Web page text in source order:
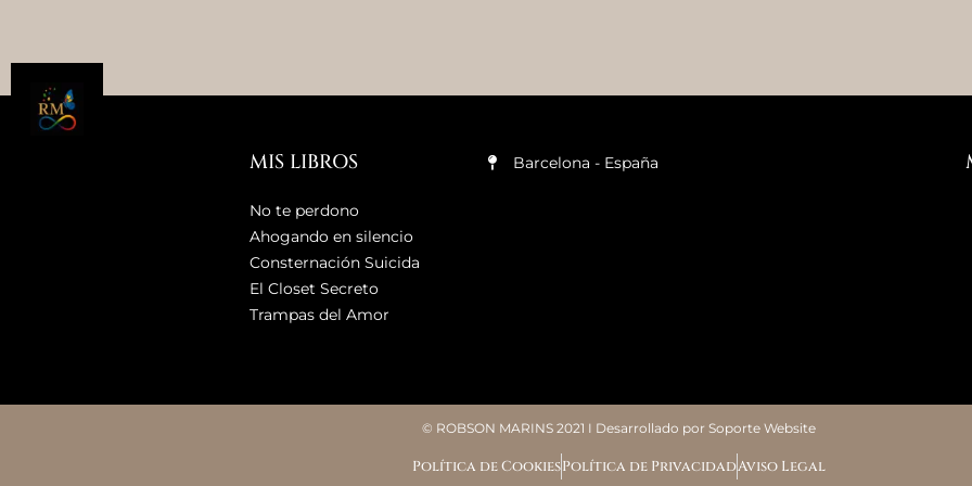
MIS LIBROS
No te perdono
Ahogando en silencio
Consternación Suicida
El Closet Secreto
Trampas del Amor
Barcelona - España
© ROBSON MARINS 2021 I Desarrollado por Soporte Website
Política de CookiesPolítica de PrivacidadAviso Legal